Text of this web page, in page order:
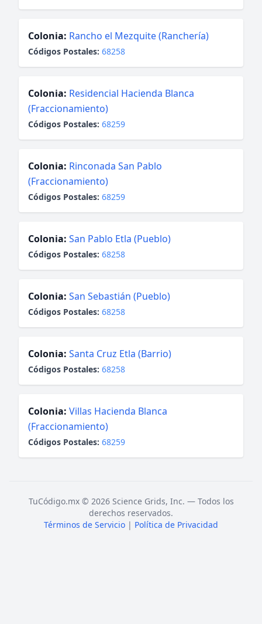
Colonia: Rancho el Mezquite (Ranchería)
Códigos Postales: 68258
Colonia: Residencial Hacienda Blanca
(Fraccionamiento)
Códigos Postales: 68259
Colonia: Rinconada San Pablo
(Fraccionamiento)
Códigos Postales: 68259
Colonia: San Pablo Etla (Pueblo)
Códigos Postales: 68258
Colonia: San Sebastián (Pueblo)
Códigos Postales: 68258
Colonia: Santa Cruz Etla (Barrio)
Códigos Postales: 68258
Colonia: Villas Hacienda Blanca
(Fraccionamiento)
Códigos Postales: 68259
TuCódigo.mx © 2026 Science Grids, Inc. — Todos los
derechos reservados.
Términos de Servicio | Política de Privacidad